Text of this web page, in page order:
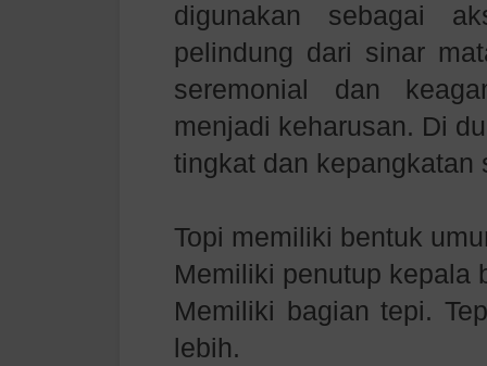
digunakan sebagai
pelindung dari sinar
seremonial dan
menjadi keharusan. Di
tingkat dan kepangkatan
Topi memiliki bentuk
Memiliki penutup kepala
Memiliki bagian tepi.
lebih.